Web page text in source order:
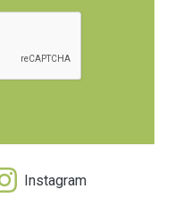
Instagram